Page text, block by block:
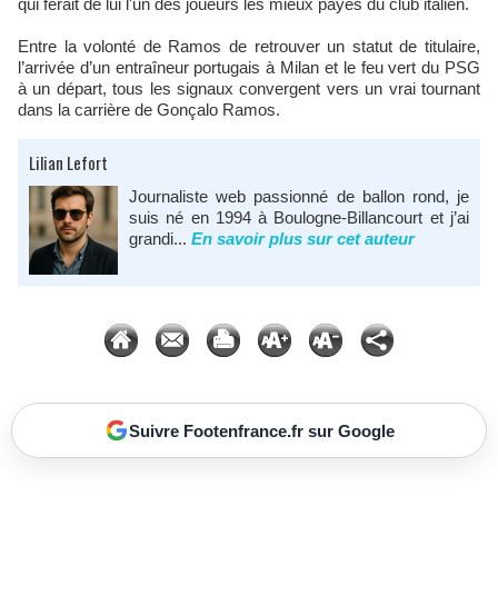
qui ferait de lui l'un des joueurs les mieux payés du club italien.
Entre la volonté de Ramos de retrouver un statut de titulaire,
l’arrivée d’un entraîneur portugais à Milan et le feu vert du PSG
à un départ, tous les signaux convergent vers un vrai tournant
dans la carrière de Gonçalo Ramos.
Lilian Lefort
Journaliste web passionné de ballon rond, je
suis né en 1994 à Boulogne-Billancourt et j’ai
grandi... En savoir plus sur cet auteur
Suivre Footenfrance.fr sur Google